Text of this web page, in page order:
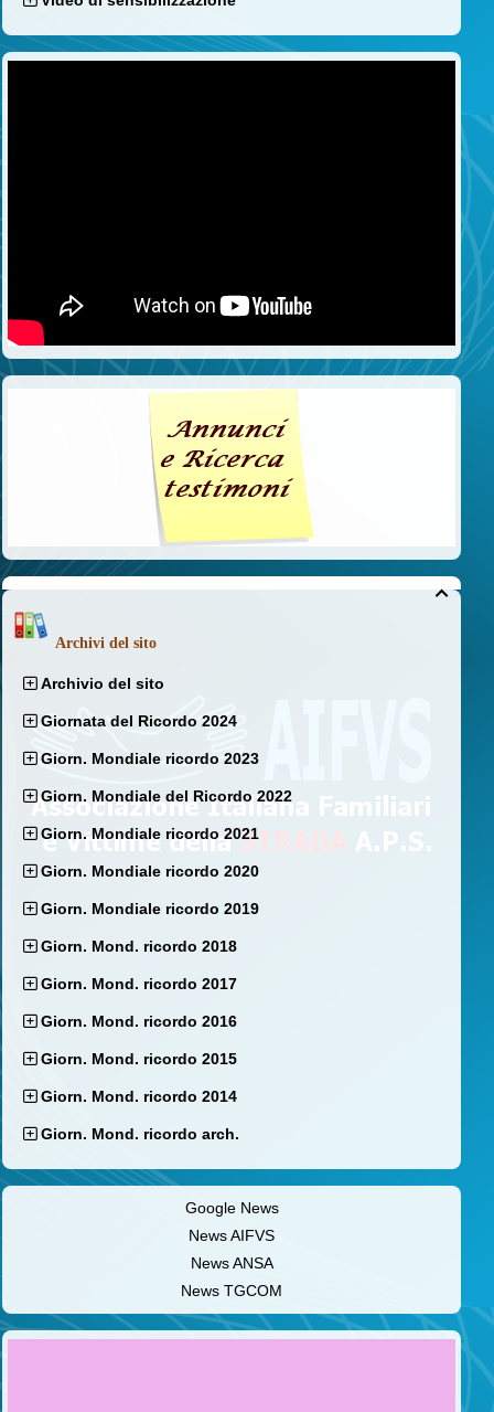

Archivi del sito
Archivio del sito
Giornata del Ricordo 2024
Giorn. Mondiale ricordo 2023
Giorn. Mondiale del Ricordo 2022
Giorn. Mondiale ricordo 2021
Giorn. Mondiale ricordo 2020
Giorn. Mondiale ricordo 2019
Giorn. Mond. ricordo 2018
Giorn. Mond. ricordo 2017
Giorn. Mond. ricordo 2016
Giorn. Mond. ricordo 2015
Giorn. Mond. ricordo 2014
Giorn. Mond. ricordo arch.
Google News
News AIFVS
News ANSA
News TGCOM